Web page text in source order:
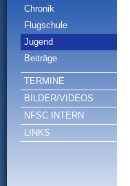
Chronik
Flugschule
Jugend
Beiträge
TERMINE
BILDER/VIDEOS
NFSC INTERN
LINKS